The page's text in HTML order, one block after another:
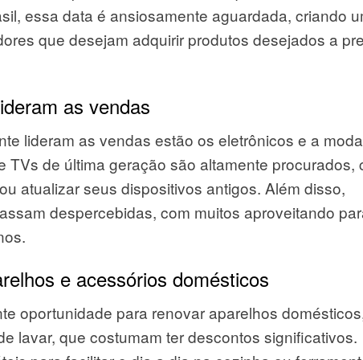
essa data é ansiosamente aguardada, criando
que desejam adquirir produtos desejados a
as vendas
lideram as vendas estão os eletrônicos e a
de última geração são altamente procurados,
atualizar seus dispositivos antigos. Além disso,
despercebidas, com muitos aproveitando
e acessórios domésticos
oportunidade para renovar aparelhos
lavar, que costumam ter descontos significativos.